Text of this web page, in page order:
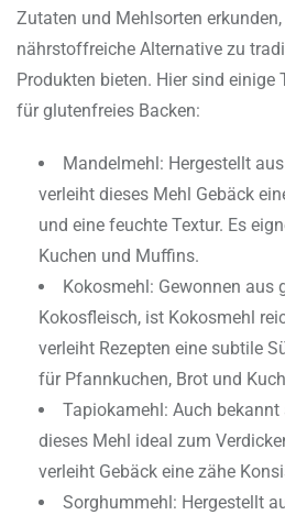
Zutaten und Mehlsorten
nährstoffreiche Alternative zu
Produkten bieten. Hier sind einige
für glutenfreies Backen:
Mandelmehl: Hergestellt
verleiht dieses Mehl Gebäck
und eine feuchte Textur. Es
Kuchen und Muffins.
Kokosmehl: Gewonnen aus
Kokosfleisch, ist Kokosmehl
verleiht Rezepten eine subtile
für Pfannkuchen, Brot und
Tapiokamehl: Auch
dieses Mehl ideal zum
verleiht Gebäck eine zähe
Sorghummehl: Hergestellt